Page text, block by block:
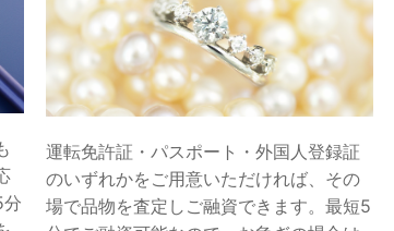
運転免許証・パスポート・外国人登録証
のいずれかをご用意いただければ、その
場で品物を査定しご融資できます。最短5